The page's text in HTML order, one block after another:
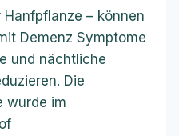
– können
Demenz Symptome
und nächtliche
Die
wurde im